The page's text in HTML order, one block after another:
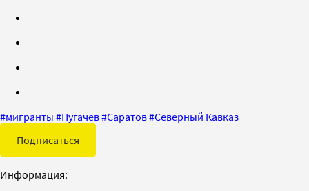
#мигранты #Пугачев#Саратов#Северный Кавказ
Подписаться
Информация: